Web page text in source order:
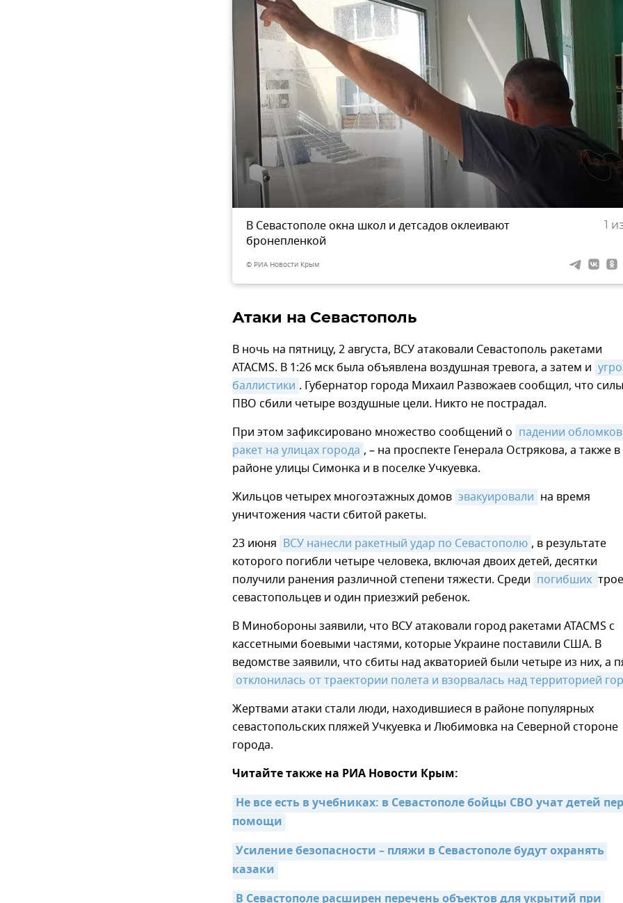
1
В Севастополе окна школ и детсадов оклеивают
бронепленкой
© РИА Новости Крым
Атаки на Севастополь
В ночь на пятницу, 2 августа, ВСУ атаковали Севастополь ракетами
ATACMS. В 1:26 мск была объявлена воздушная тревога, а затем и
баллистики . Губернатор города Михаил Развожаев сообщил, что силы
ПВО сбили четыре воздушные цели. Никто не пострадал.
При этом зафиксировано множество сообщений о падении обломков
ракет на улицах города , – на проспекте Генерала Острякова, а также в
районе улицы Симонка и в поселке Учкуевка.
Жильцов четырех многоэтажных домов эвакуировали на время
уничтожения части сбитой ракеты.
23 июня ВСУ нанесли ракетный удар по Севастополю , в результате
которого погибли четыре человека, включая двоих детей, десятки
получили ранения различной степени тяжести. Среди погибших трое
севастопольцев и один приезжий ребенок.
В Минобороны заявили, что ВСУ атаковали город ракетами ATACMS с
кассетными боевыми частями, которые Украине поставили США. В
ведомстве заявили, что сбиты над акваторией были четыре из них, а
отклонилась от траектории полета и взорвалась над территорией
Жертвами атаки стали люди, находившиеся в районе популярных
севастопольских пляжей Учкуевка и Любимовка на Северной стороне
города.
Читайте также на РИА Новости Крым:
Не все есть в учебниках: в Севастополе бойцы СВО учат детей
помощи
Усиление безопасности – пляжи в Севастополе будут охранять
казаки